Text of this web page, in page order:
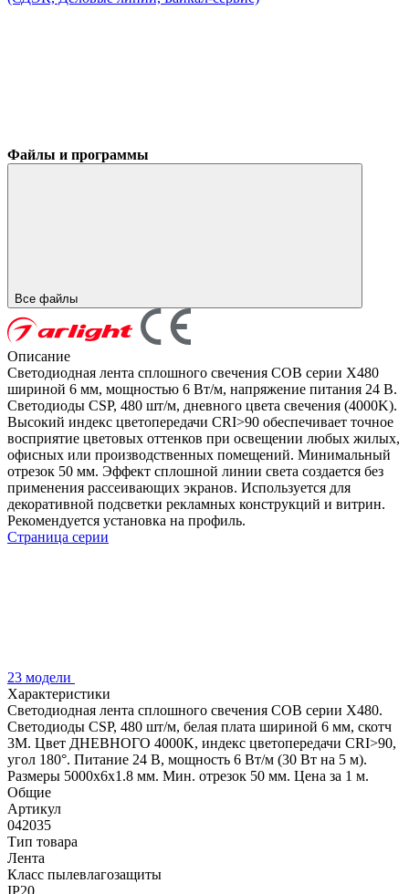
Файлы и программы
Все файлы
Описание
Светодиодная лента сплошного свечения COB серии X480
шириной 6 мм, мощностью 6 Вт/м, напряжение питания 24 В.
Светодиоды CSP, 480 шт/м, дневного цвета свечения (4000K).
Высокий индекс цветопередачи CRI>90 обеспечивает точное
восприятие цветовых оттенков при освещении любых жилых,
офисных или производственных помещений. Минимальный
отрезок 50 мм. Эффект сплошной линии света создается без
применения рассеивающих экранов. Используется для
декоративной подсветки рекламных конструкций и витрин.
Рекомендуется установка на профиль.
Страница серии
23 модели
Характеристики
Светодиодная лента сплошного свечения COB серии X480.
Светодиоды CSP, 480 шт/м, белая плата шириной 6 мм, скотч
3M. Цвет ДНЕВНОГО 4000K, индекс цветопередачи CRI>90,
угол 180°. Питание 24 В, мощность 6 Вт/м (30 Вт на 5 м).
Размеры 5000х6х1.8 мм. Мин. отрезок 50 мм. Цена за 1 м.
Общие
Артикул
042035
Тип товара
Лента
Класс пылевлагозащиты
IP20